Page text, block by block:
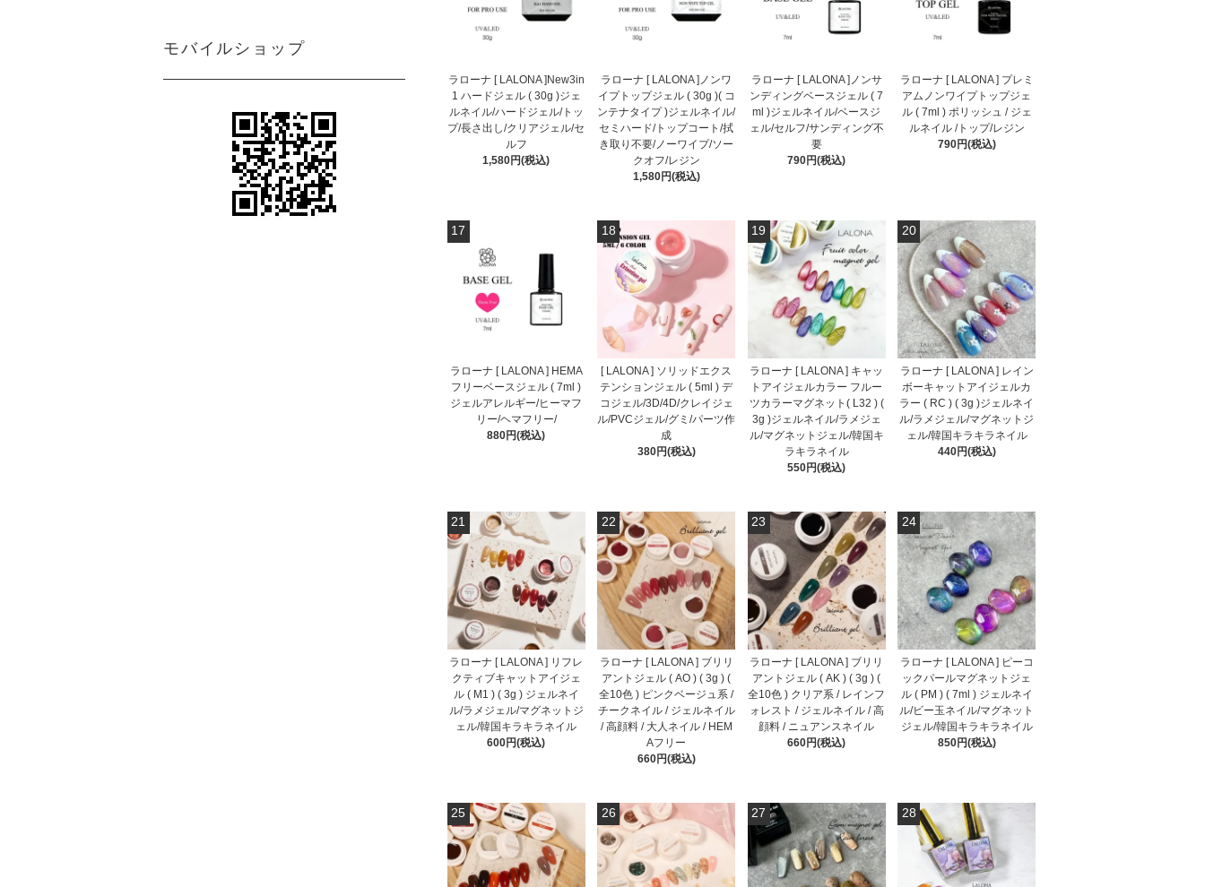
ラローナ [ LALONA ]New3in
1 ハードジェル ( 30g )ジェ
ルネイル/ハードジェル/トッ
プ/長さ出し/クリアジェル/セ
ルフ
1,580円(税込)
ラローナ [ LALONA ]ノンワ
イプトップジェル ( 30g )( コ
ンテナタイプ )ジェルネイル/
セミハード/トップコート/拭
き取り不要/ノーワイプ/ソー
クオフ/レジン
1,580円(税込)
ラローナ [ LALONA ]ノンサ
ンディングベースジェル ( 7
ml )ジェルネイル/ベースジ
ェル/セルフ/サンディング不
要
790円(税込)
ラローナ [ LALONA ] プレミ
アムノンワイプトップジェ
ル ( 7ml ) ポリッシュ / ジェ
ルネイル /トップ/レジン
790円(税込)
17
ラローナ [ LALONA ] HEMA
フリーベースジェル ( 7ml )
ジェルアレルギー/ヒーマフ
リー/ヘマフリー/
880円(税込)
18
[ LALONA ] ソリッドエクス
テンションジェル ( 5ml ) デ
コジェル/3D/4D/クレイジェ
ル/PVCジェル/グミ/パーツ作
成
380円(税込)
19
ラローナ [ LALONA ] キャッ
トアイジェルカラー フルー
ツカラーマグネット( L32 ) (
3g )ジェルネイル/ラメジェ
ル/マグネットジェル/韓国キ
ラキラネイル
550円(税込)
20
ラローナ [ LALONA ] レイン
ボーキャットアイジェルカ
ラー ( RC ) ( 3g )ジェルネイ
ル/ラメジェル/マグネットジ
ェル/韓国キラキラネイル
440円(税込)
21
ラローナ [ LALONA ] リフレ
クティブキャットアイジェ
ル ( M1 ) ( 3g ) ジェルネイ
ル/ラメジェル/マグネットジ
ェル/韓国キラキラネイル
600円(税込)
22
ラローナ [ LALONA ] ブリリ
アントジェル ( AO ) ( 3g ) (
全10色 ) ピンクベージュ系 /
チークネイル / ジェルネイル
/ 高顔料 / 大人ネイル / HEM
Aフリー
660円(税込)
23
ラローナ [ LALONA ] ブリリ
アントジェル ( AK ) ( 3g ) (
全10色 ) クリア系 / レインフ
ォレスト / ジェルネイル / 高
顔料 / ニュアンスネイル
660円(税込)
24
ラローナ [ LALONA ] ピーコ
ックパールマグネットジェ
ル ( PM ) ( 7ml ) ジェルネイ
ル/ビー玉ネイル/マグネット
ジェル/韓国キラキラネイル
850円(税込)
25 26 27 28
モバイルショップ